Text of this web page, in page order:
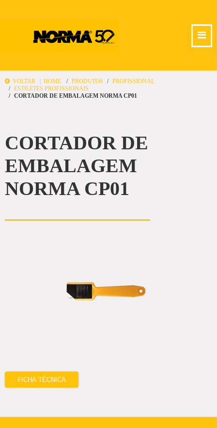
VOLTAR | HOME PRODUTOS
PROFISSIONAL
ESTILETES PROFISSIONAIS
CORTADOR DE EMBALAGEM NORMA CP01
CORTADOR DE
EMBALAGEM
NORMA CP01
FICHA TÉCNICA